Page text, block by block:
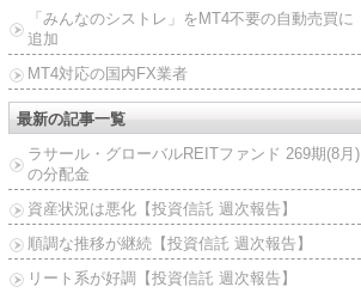
「みんなのシストレ」をMT4不要の自動売買に
追加
MT4対応の国内FX業者
最新の記事一覧
ラサール・グローバルREITファンド 269期(8月)
の分配金
資産状況は悪化【投資信託 週次報告】
順調な推移が継続【投資信託 週次報告】
リート系が好調【投資信託 週次報告】